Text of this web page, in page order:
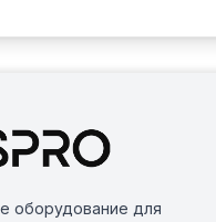
оборудование для